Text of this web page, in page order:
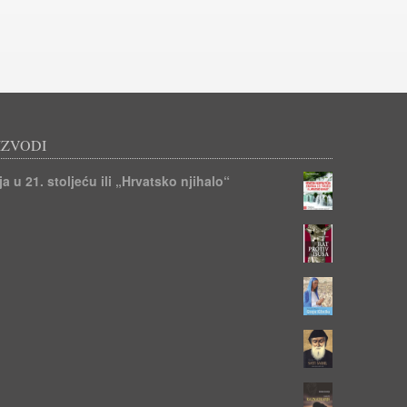
u 21. stoljeću ili „Hrvatsko njihalo“